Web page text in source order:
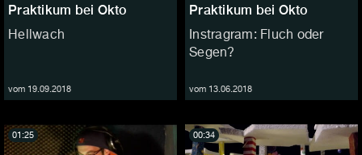
Praktikum bei Okto
Hellwach
vom 19.09.2018
Praktikum bei Okto
Instragram: Fluch oder
Segen?
vom 13.06.2018
01:25 00:34